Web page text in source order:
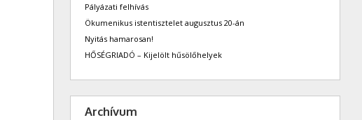
Pályázati felhívás
Ökumenikus istentisztelet augusztus 20-án
Nyitás hamarosan!
HŐSÉGRIADÓ – Kijelölt hűsölőhelyek
Archívum